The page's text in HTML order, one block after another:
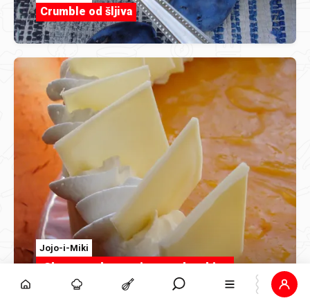
Crumble od šljiva
Jojo-i-Miki
Cheesecake sa vinogradarskim
breskvama i lešnikom